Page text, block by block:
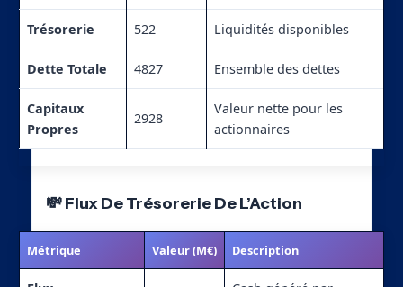
Trésorerie 522 Liquidités disponibles
Dette Totale 4827 Ensemble des dettes
Capitaux
Propres
2928
Valeur nette pour les
actionnaires
💸 Flux De Trésorerie De L’Action
Métrique Valeur (M€) Description